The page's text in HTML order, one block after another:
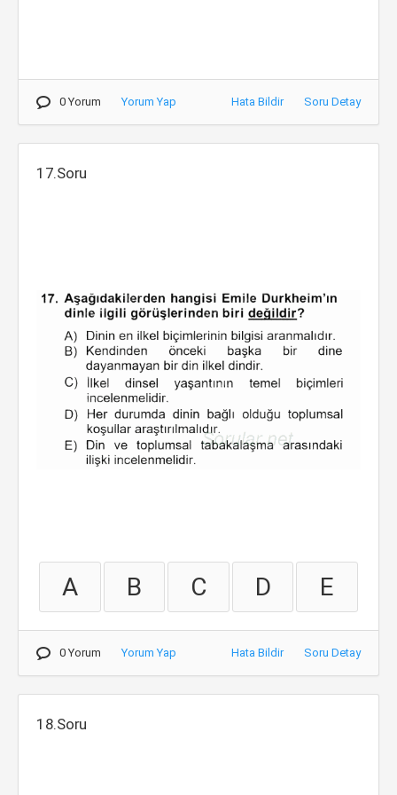
0 Yorum Yorum Yap Hata Bildir Soru Detay
17.Soru
A B C D E
0 Yorum Yorum Yap Hata Bildir Soru Detay
18.Soru